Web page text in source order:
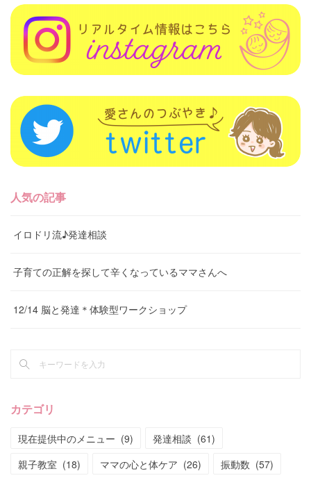
人気の記事
イロドリ流♪発達相談
子育ての正解を探して辛くなっているママさんへ
12/14 脳と発達＊体験型ワークショップ
カテゴリ
現在提供中のメニュー (9) 発達相談 (61)
親子教室 (18) ママの心と体ケア (26) 振動数 (57)